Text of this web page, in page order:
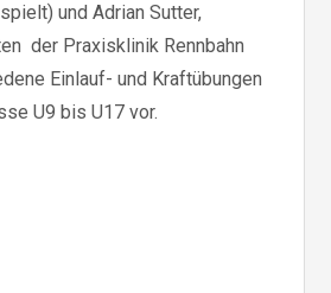
und Adrian Sutter,
der Praxisklinik Rennbahn
Einlauf- und Kraftübungen
U9 bis U17 vor.